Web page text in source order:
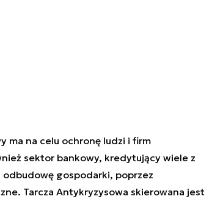
ma na celu ochronę ludzi i firm
sektor bankowy, kredytujący wiele z
gospodarki, poprzez
Tarcza Antykryzysowa skierowana jest